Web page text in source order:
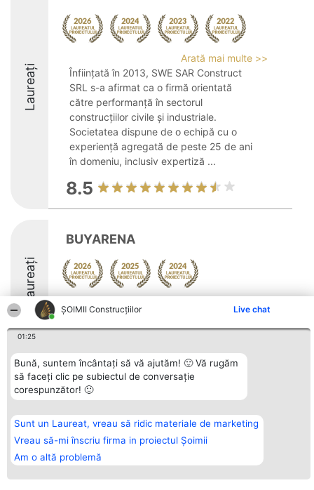
ȘOIMII Construcțiilor Live chat
01:25
Bună, suntem încântați să vă ajutăm! 🙂 Vă rugăm
să faceți clic pe subiectul de conversație
corespunzător! 🙂
Sunt un Laureat, vreau să ridic materiale de marketing
Vreau să-mi înscriu firma in proiectul Șoimii
Am o altă problemă
Laureați
Arată mai multe >>
Înființată în 2013, SWE SAR Construct
SRL s-a afirmat ca o firmă orientată
către performanță în sectorul
construcțiilor civile și industriale.
Societatea dispune de o echipă cu o
experiență agregată de peste 25 de ani
în domeniu, inclusiv expertiză ...
8.5
Laureați
BUYARENA
8.4
Organizator Ranking
BRIGHT SOLUTIONS BR SRL
Aleea Timisul De Sus 2 Bl. A30
București
tel: +40 770 990 492
Plebiscyt
Lista Tuturor
Reguli
Politica de